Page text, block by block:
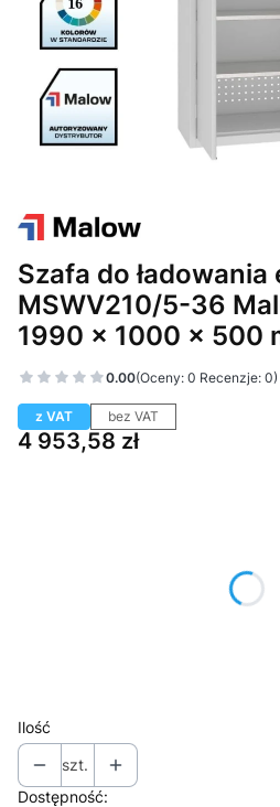
Szafa do
MSWV210/5-36
1990 × 1000 × 500
0.00(Oceny: 0 Recenzje: 0)
z VAT bez VAT
Cena
4 953,58 zł
Ilość
szt.
Dostępność: